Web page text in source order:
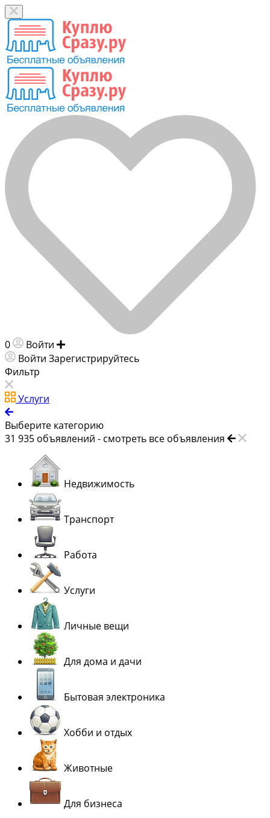
0 Войти
Войти Зарегистрируйтесь
Фильтр
Услуги
Выберите категорию
31 935 объявлений - смотреть все объявления
Недвижимость
Транспорт
Работа
Услуги
Личные вещи
Для дома и дачи
Бытовая электроника
Хобби и отдых
Животные
Для бизнеса